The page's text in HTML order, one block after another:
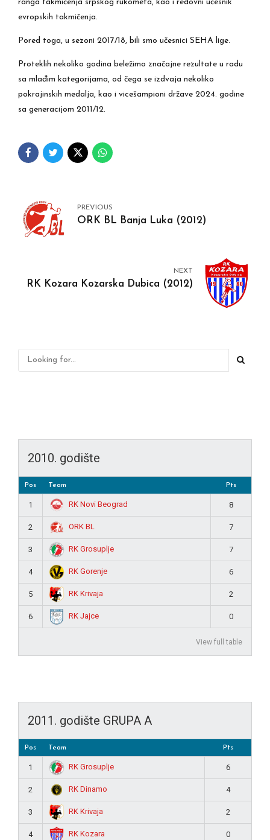
ranga takmičenja srpskog rukometa, kao i redovni učesnik
evropskih takmičenja.
Pored toga, u sezoni 2017/18, bili smo učesnici SEHA lige.
Proteklih nekoliko godina beležimo značajne rezultate u radu
sa mlađim kategorijama, od čega se izdvaja nekoliko
pokrajinskih medalja, kao i vicešampioni države 2024. godine
sa generacijom 2011/12.
PREVIOUS
ORK BL Banja Luka (2012)
NEXT
RK Kozara Kozarska Dubica (2012)
2010. godište
Pos Team Pts
1 RK Novi Beograd 8
2 ORK BL 7
3 RK Grosuplje 7
4 RK Gorenje 6
5 RK Krivaja 2
6 RK Jajce 0
View full table
2011. godište GRUPA A
Pos Team Pts
1 RK Grosuplje 6
2 RK Dinamo 4
3 RK Krivaja 2
4 RK Kozara 0